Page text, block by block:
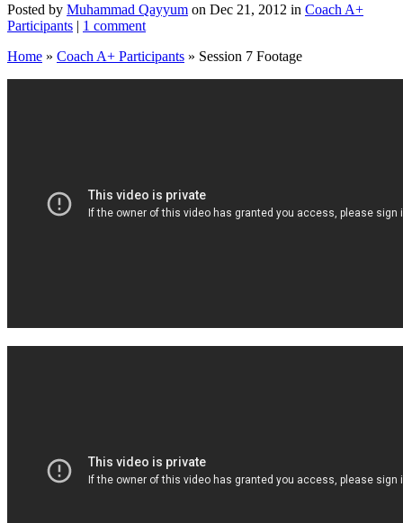
Posted by Muhammad Qayyum on Dec 21, 2012 in Coach A+
Participants | 1 comment
Home » Coach A+ Participants » Session 7 Footage